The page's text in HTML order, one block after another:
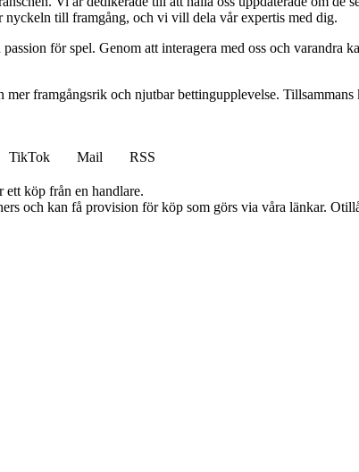
nyckeln till framgång, och vi vill dela vår expertis med dig.
för spel. Genom att interagera med oss och varandra
framgångsrik och njutbar bettingupplevelse.
TikTok Mail
RSS
köp från en handlare.
och kan få provision för köp som görs via våra länkar.